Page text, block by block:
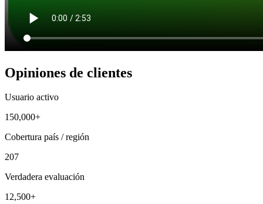
Opiniones de clientes
Usuario activo
150,000+
Cobertura país / región
207
Verdadera evaluación
12,500+